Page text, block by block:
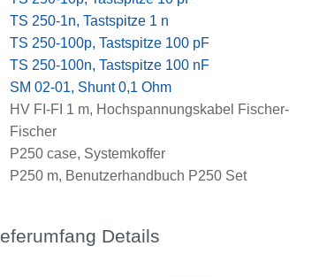
TS 250-1n, Tastspitze 1 n
TS 250-100p, Tastspitze 100 pF
TS 250-100n, Tastspitze 100 nF
SM 02-01, Shunt 0,1 Ohm
HV FI-FI 1 m, Hochspannungskabel Fischer-
Fischer
P250 case, Systemkoffer
P250 m, Benutzerhandbuch P250 Set
Details